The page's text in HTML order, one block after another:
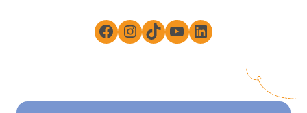
Facebook
Instagram
TikTokYouTube
LinkedIn